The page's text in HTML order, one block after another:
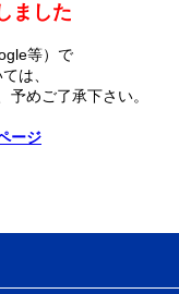
ました
等）で
は、
予めご了承下さい。
ージ